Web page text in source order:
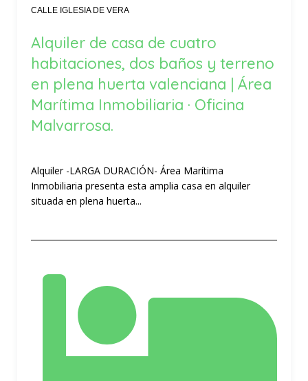
CALLE IGLESIA DE VERA
Alquiler de casa de cuatro
habitaciones, dos baños y terreno
en plena huerta valenciana | Área
Marítima Inmobiliaria · Oficina
Malvarrosa.
Alquiler -LARGA DURACIÓN- Área Marítima
Inmobiliaria presenta esta amplia casa en alquiler
situada en plena huerta...